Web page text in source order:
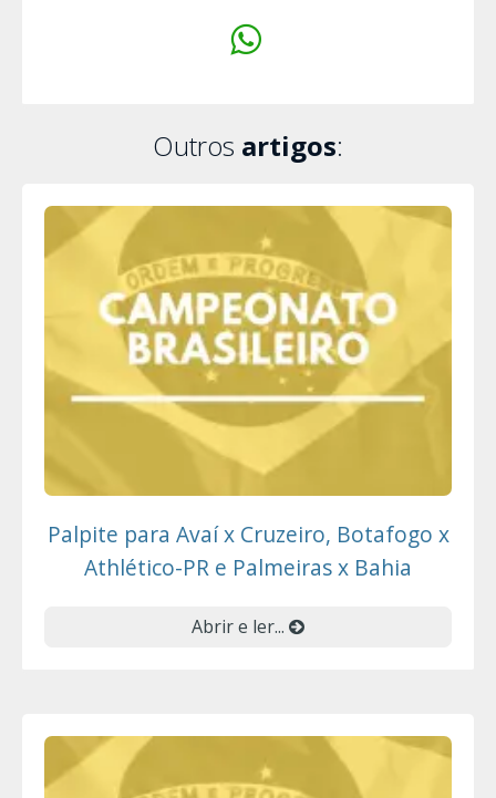
Outros artigos:
Palpite para Avaí x Cruzeiro, Botafogo x
Athlético-PR e Palmeiras x Bahia
Abrir e ler...